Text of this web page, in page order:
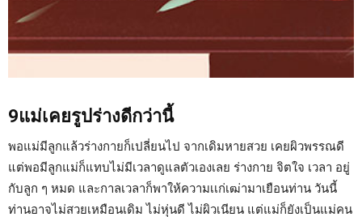
9แม่เคยรูปร่างดีกว่านี้
พอแม่มีลูกแล้วร่างกายก็เปลี่ยนไป จากเดิมหายสวย เคยผิวพรรณดี
แต่พอมีลูกแม่ก็แทบไม่มีเวลาดูแลตัวเองเลย ร่างกาย จิตใจ เวลา อยู่
กับลูก ๆ หมด และกาลเวลาก็พาให้ความเเก่เฒ่ามาเยือนท่าน วันนี้
ท่านอาจไม่สวยเหมือนเดิม ไม่หุ่นดี ไม่ผิวเนียน แต่แม่ก็ยังเป็นแม่คน